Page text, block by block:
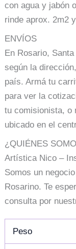
con agua y jabón
rinde aprox. 2m2 y
ENVÍOS
En Rosario,
según la
país. Armá tu
para ver la
tu comisionista, o
ubicado en el
¿QUIÉNES
Artística Nico –
Somos un
Rosarino. Te
consulta por
Peso